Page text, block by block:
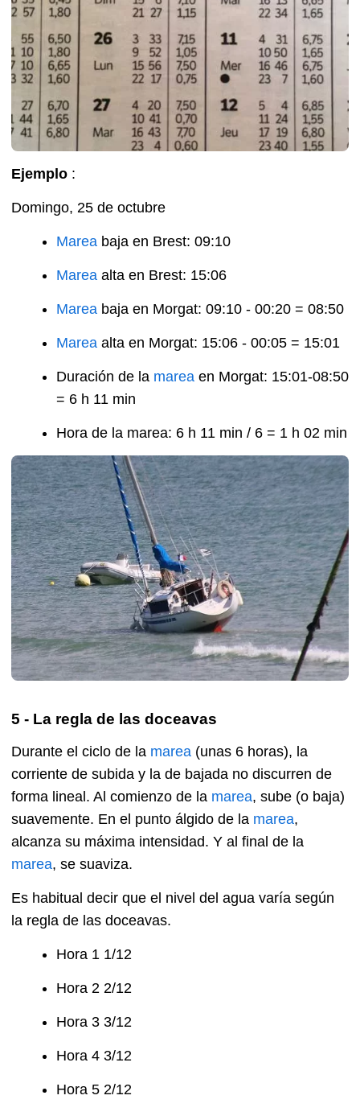
Ejemplo :
Domingo, 25 de octubre
Marea baja en Brest: 09:10
Marea alta en Brest: 15:06
Marea baja en Morgat: 09:10 - 00:20 = 08:50
Marea alta en Morgat: 15:06 - 00:05 = 15:01
Duración de la marea en Morgat: 15:01-08:50
= 6 h 11 min
Hora de la marea: 6 h 11 min / 6 = 1 h 02 min
5 - La regla de las doceavas
Durante el ciclo de la marea (unas 6 horas), la
corriente de subida y la de bajada no discurren de
forma lineal. Al comienzo de la marea, sube (o baja)
suavemente. En el punto álgido de la marea,
alcanza su máxima intensidad. Y al final de la
marea, se suaviza.
Es habitual decir que el nivel del agua varía según
la regla de las doceavas.
Hora 1 1/12
Hora 2 2/12
Hora 3 3/12
Hora 4 3/12
Hora 5 2/12